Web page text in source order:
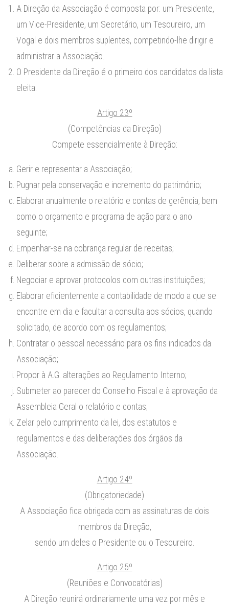
A Direção da Associação é composta por: um Presidente,
um Vice-Presidente, um Secretário, um Tesoureiro, um
Vogal e dois membros suplentes, competindo-lhe dirigir e
administrar a Associação.
O Presidente da Direção é o primeiro dos candidatos da lista
eleita.
Artigo 23º
(Competências da Direção)
Compete essencialmente à Direção:
Gerir e representar a Associação;
Pugnar pela conservação e incremento do património;
Elaborar anualmente o relatório e contas de gerência, bem
como o orçamento e programa de ação para o ano
seguinte;
Empenhar-se na cobrança regular de receitas;
Deliberar sobre a admissão de sócio;
Negociar e aprovar protocolos com outras instituições;
Elaborar eficientemente a contabilidade de modo a que se
encontre em dia e facultar a consulta aos sócios, quando
solicitado, de acordo com os regulamentos;
Contratar o pessoal necessário para os fins indicados da
Associação;
Propor à A.G. alterações ao Regulamento Interno;
Submeter ao parecer do Conselho Fiscal e à aprovação da
Assembleia Geral o relatório e contas;
Zelar pelo cumprimento da lei, dos estatutos e
regulamentos e das deliberações dos órgãos da
Associação.
Artigo 24º
(Obrigatoriedade)
A Associação fica obrigada com as assinaturas de dois
membros da Direção,
sendo um deles o Presidente ou o Tesoureiro.
Artigo 25º
(Reuniões e Convocatórias)
A Direção reunirá ordinariamente uma vez por mês e